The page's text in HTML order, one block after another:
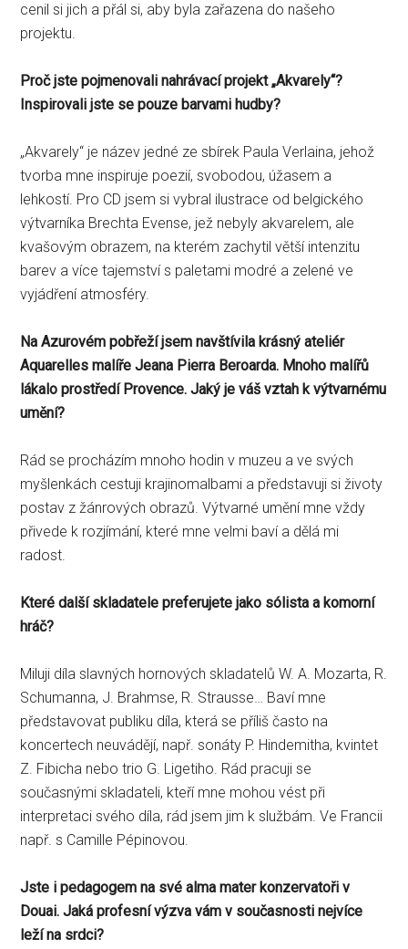
cenil si jich a přál si, aby byla zařazena do našeho
projektu.
Proč jste pojmenovali nahrávací projekt „Akvarely“?
Inspirovali jste se pouze barvami hudby?
„Akvarely“ je název jedné ze sbírek Paula Verlaina, jehož
tvorba mne inspiruje poezií, svobodou, úžasem a
lehkostí. Pro CD jsem si vybral ilustrace od belgického
výtvarníka Brechta Evense, jež nebyly akvarelem, ale
kvašovým obrazem, na kterém zachytil větší intenzitu
barev a více tajemství s paletami modré a zelené ve
vyjádření atmosféry.
Na Azurovém pobřeží jsem navštívila krásný ateliér
Aquarelles malíře Jeana Pierra Beroarda. Mnoho malířů
lákalo prostředí Provence. Jaký je váš vztah k výtvarnému
umění?
Rád se procházím mnoho hodin v muzeu a ve svých
myšlenkách cestuji krajinomalbami a představuji si životy
postav z žánrových obrazů. Výtvarné umění mne vždy
přivede k rozjímání, které mne velmi baví a dělá mi
radost.
Které další skladatele preferujete jako sólista a komorní
hráč?
Miluji díla slavných hornových skladatelů W. A. Mozarta, R.
Schumanna, J. Brahmse, R. Strausse… Baví mne
představovat publiku díla, která se příliš často na
koncertech neuvádějí, např. sonáty P. Hindemitha, kvintet
Z. Fibicha nebo trio G. Ligetiho. Rád pracuji se
současnými skladateli, kteří mne mohou vést při
interpretaci svého díla, rád jsem jim k službám. Ve Francii
např. s Camille Pépinovou.
Jste i pedagogem na své alma mater konzervatoři v
Douai. Jaká profesní výzva vám v současnosti nejvíce
leží na srdci?